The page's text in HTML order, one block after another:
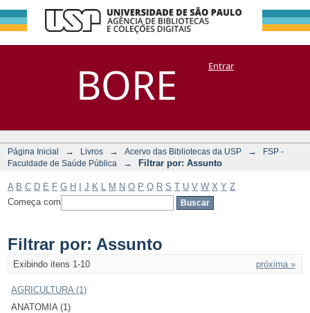
BORE
Filtrar por:
Assunto
DSpace/Manakin + CoriscoEntrar
Página Inicial → Livros → Acervo das Bibliotecas da USP →
FSP -
Faculdade de Saúde Pública
→ Filtrar por: Assunto
A B C D E F G H J K M N O P Q R S T U V W X Y Z
Começa com
Filtrar por: Assunto
Exibindo itens 1-10 próxima »
AGRICULTURA (1)
ANATOMIA (1)